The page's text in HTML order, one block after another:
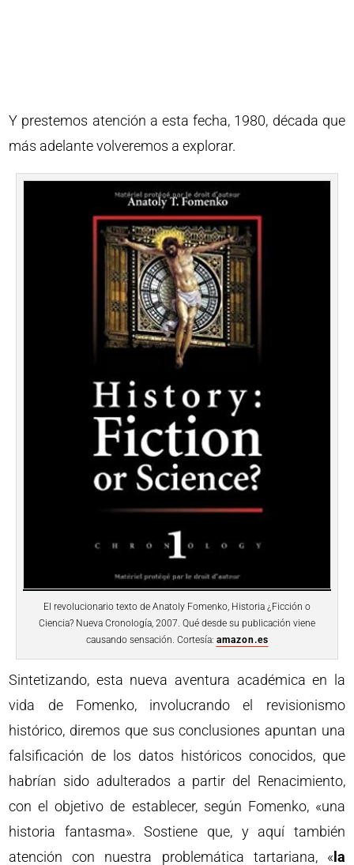
Y prestemos atención a esta fecha, 1980, década que
más adelante volveremos a explorar.
El revolucionario texto de Anatoly Fomenko, Historia ¿Ficción o
Ciencia? Nueva Cronología, 2007. Qué desde su publicación viene
causando sensación. Cortesía: amazon.es
Sintetizando, esta nueva aventura académica en la
vida de Fomenko, involucrando el revisionismo
histórico, diremos que sus conclusiones apuntan una
falsificación de los datos históricos conocidos, que
habrían sido adulterados a partir del Renacimiento,
con el objetivo de establecer, según Fomenko, «una
historia fantasma». Sostiene que, y aquí también
atención con nuestra problemática tartariana, « la